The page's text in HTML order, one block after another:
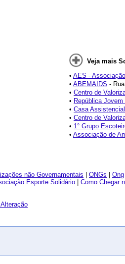
Veja mais
• AES -
• ABEMAIDS -
• Centro de
• República Jovem
• Casa
• Centro de
• 1° Grupo
• Associação de
não Governamentais ONGs Ong
Esporte Solidário
Como Chegar